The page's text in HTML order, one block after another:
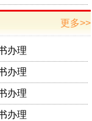
更多>>
办理
办理
办理
办理